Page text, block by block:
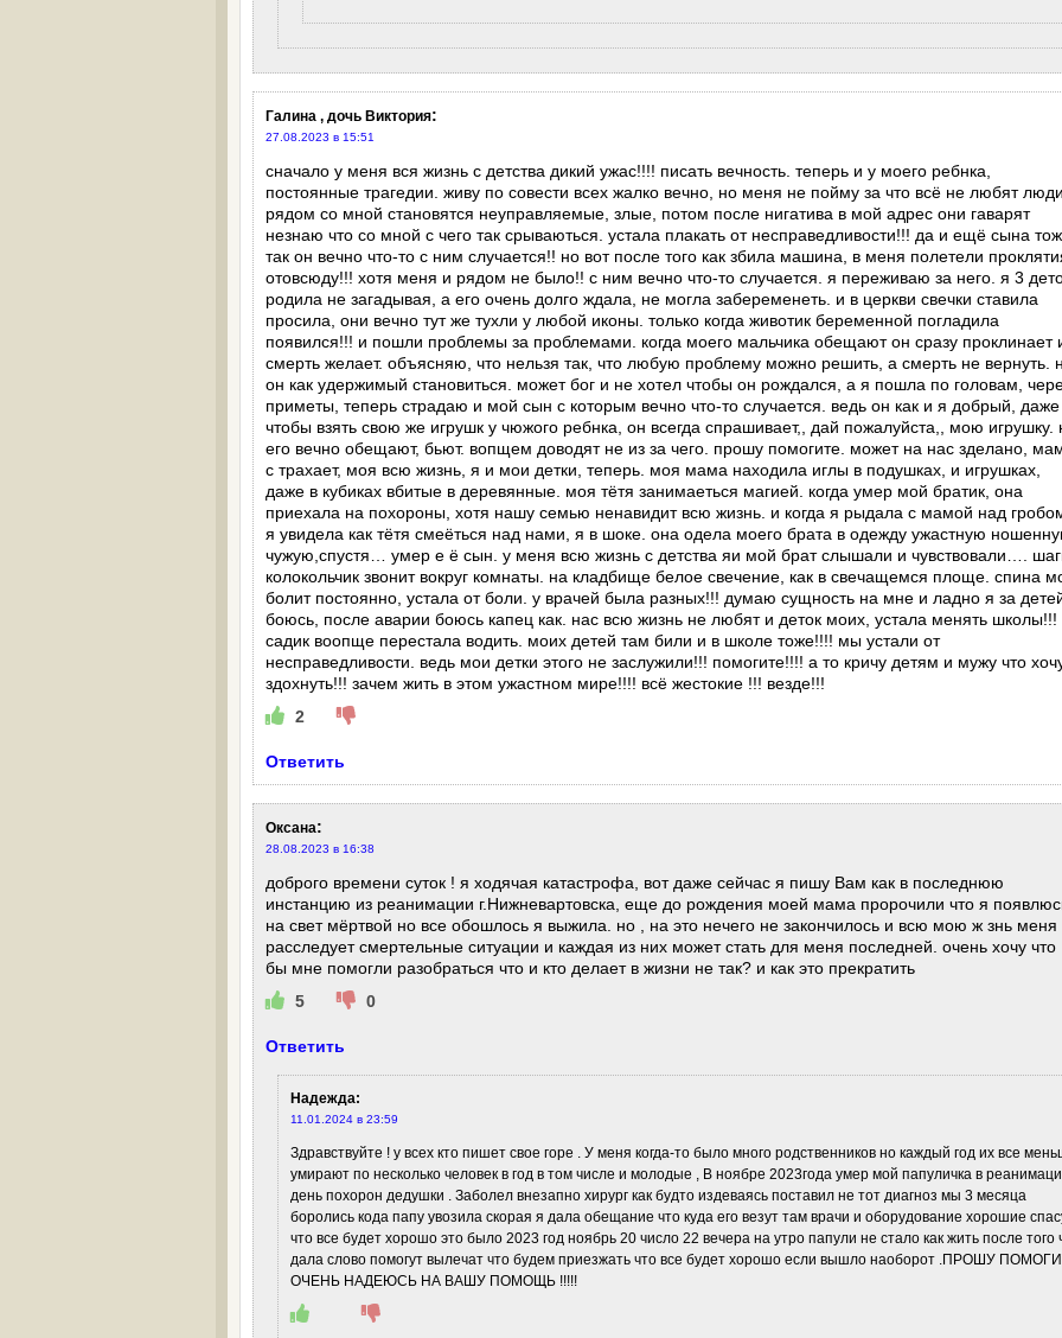
Галина , дочь Виктория:
27.08.2023 в 15:51
сначало у меня вся жизнь с детства дикий ужас!!!! писать вечность. теперь и у моего ребнка,
постоянные трагедии. живу по совести всех жалко вечно, но меня не пойму за что всё не любят люди
рядом со мной становятся неуправляемые, злые, потом после нигатива в мой адрес они гаварят
незнаю что со мной с чего так срываються. устала плакать от несправедливости!!! да и ещё сына
так он вечно что-то с ним случается!! но вот после того как збила машина, в меня полетели
отовсюду!!! хотя меня и рядом не было!! с ним вечно что-то случается. я переживаю за него. я 3
родила не загадывая, а его очень долго ждала, не могла забеременеть. и в церкви свечки ставила
просила, они вечно тут же тухли у любой иконы. только когда животик беременной погладила
появился!!! и пошли проблемы за проблемами. когда моего мальчика обещают он сразу проклинает
смерть желает. объясняю, что нельзя так, что любую проблему можно решить, а смерть не вернуть.
он как удержимый становиться. может бог и не хотел чтобы он рождался, а я пошла по головам,
приметы, теперь страдаю и мой сын с которым вечно что-то случается. ведь он как и я добрый, даже
чтобы взять свою же игрушк у чюжого ребнка, он всегда спрашивает,, дай пожалуйста,, мою игрушку.
его вечно обещают, бьют. вопщем доводят не из за чего. прошу помогите. может на нас зделано,
с трахает, моя всю жизнь, я и мои детки, теперь. моя мама находила иглы в подушках, и игрушках,
даже в кубиках вбитые в деревянные. моя тëтя занимаеться магией. когда умер мой братик, она
приехала на похороны, хотя нашу семью ненавидит всю жизнь. и когда я рыдала с мамой над
я увидела как тëтя смеëться над нами, я в шоке. она одела моего брата в одежду ужастную
чужую,спустя… умер е ë сын. у меня всю жизнь с детства яи мой брат слышали и чувствовали….
колокольчик звонит вокруг комнаты. на кладбище белое свечение, как в свечащемся площе. спина
болит постоянно, устала от боли. у врачей была разных!!! думаю сущность на мне и ладно я за
боюсь, после аварии боюсь капец как. нас всю жизнь не любят и деток моих, устала менять школы!!!
садик воопще перестала водить. моих детей там били и в школе тоже!!!! мы устали от
несправедливости. ведь мои детки этого не заслужили!!! помогите!!!! а то кричу детям и мужу что
здохнуть!!! зачем жить в этом ужастном мире!!!! всё жестокие !!! везде!!!
2
Ответить
Оксана:
28.08.2023 в 16:38
доброго времени суток ! я ходячая катастрофа, вот даже сейчас я пишу Вам как в последнюю
инстанцию из реанимации г.Нижневартовска, еще до рождения моей мама пророчили что я
на свет мёртвой но все обошлось я выжила. но , на это нечего не закончилось и всю мою ж знь меня
расследует смертельные ситуации и каждая из них может стать для меня последней. очень хочу что
бы мне помогли разобраться что и кто делает в жизни не так? и как это прекратить
5
0
Ответить
Надежда:
11.01.2024 в 23:59
Здравствуйте ! у всех кто пишет свое горе . У меня когда-то было много родственников но каждый год их все
умирают по несколько человек в год в том числе и молодые , В ноябре 2023года умер мой папуличка в
день похорон дедушки . Заболел внезапно хирург как будто издеваясь поставил не тот диагноз мы 3 месяца
боролись кода папу увозила скорая я дала обещание что куда его везут там врачи и оборудование хорошие
что все будет хорошо это было 2023 год ноябрь 20 число 22 вечера на утро папули не стало как жить после того
дала слово помогут вылечат что будем приезжать что все будет хорошо если вышло наоборот .ПРОШУ
ОЧЕНЬ НАДЕЮСЬ НА ВАШУ ПОМОЩЬ !!!!!